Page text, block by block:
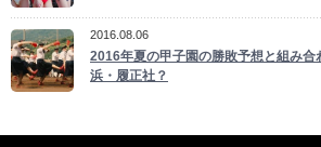
2016.08.06
2016年夏の甲子園の勝敗予想と組み合
浜・履正社？